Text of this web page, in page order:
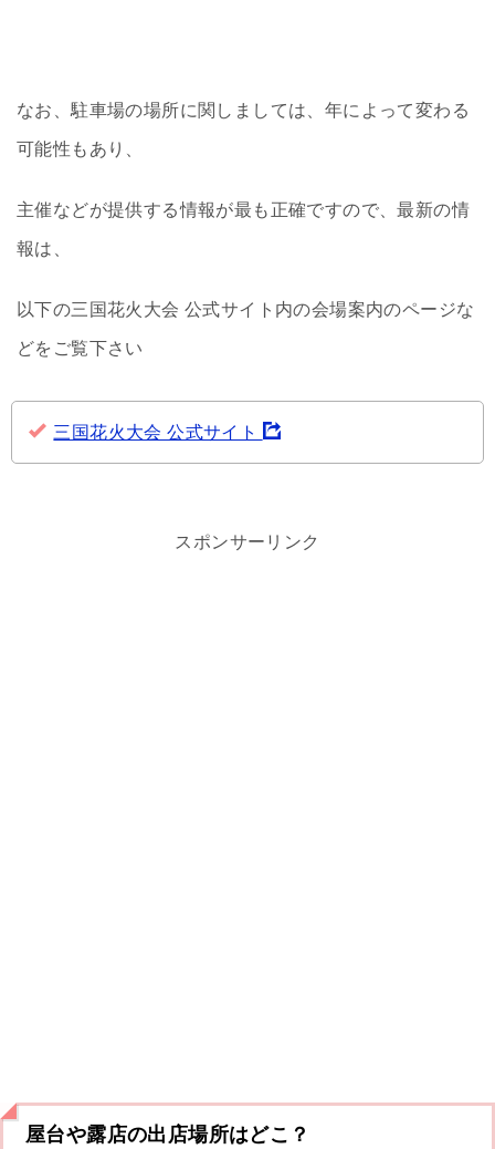
なお、駐車場の場所に関しましては、年によって変わる
可能性もあり、
主催などが提供する情報が最も正確ですので、最新の情
報は、
以下の三国花火大会 公式サイト内の会場案内のページな
どをご覧下さい
三国花火大会 公式サイト
スポンサーリンク
屋台や露店の出店場所はどこ？